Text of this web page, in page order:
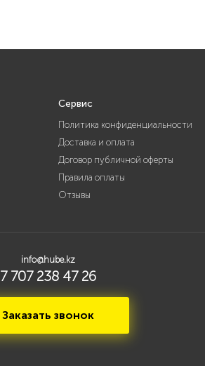
Сервис
Политика конфиденциальности
Доставка и оплата
Договор публичной оферты
Правила оплаты
Отзывы
info@hube.kz
7 707 238 47 26
Заказать звонок